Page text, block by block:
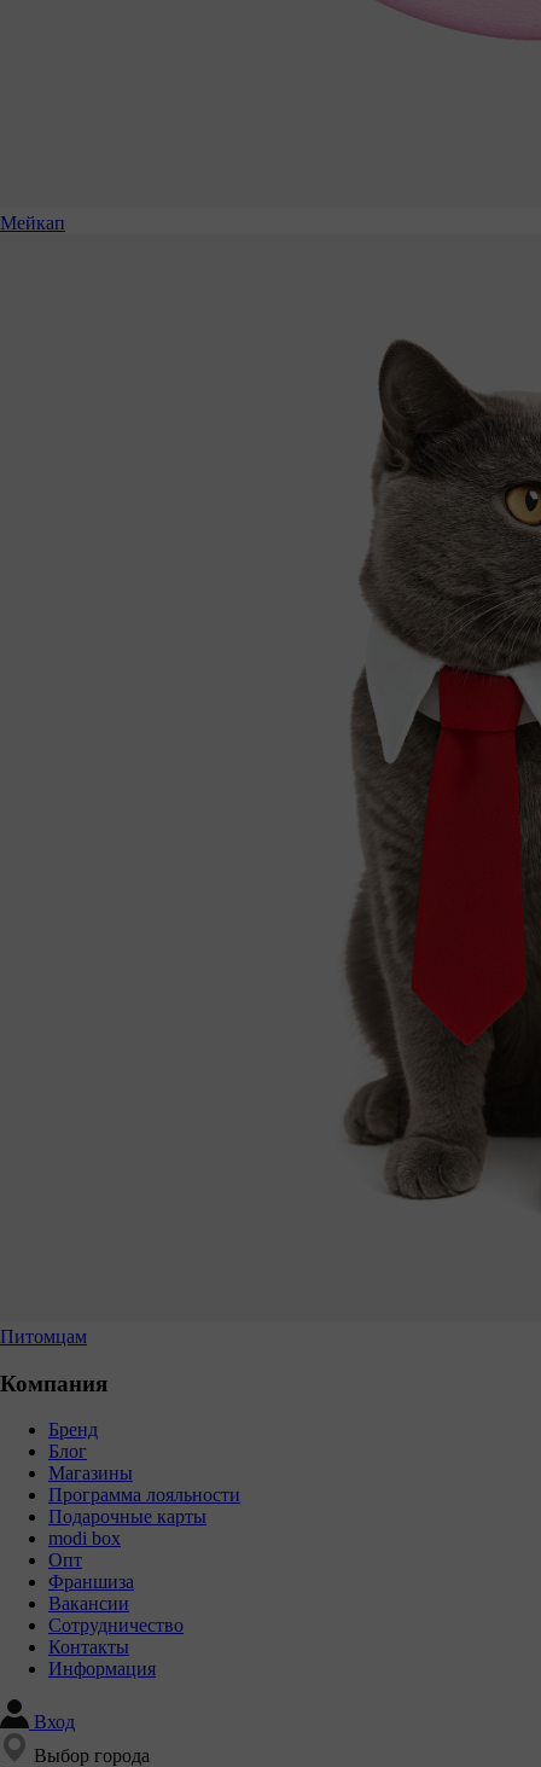
Мейкап
Питомцам
Компания
Бренд
Блог
Магазины
Программа лояльности
Подарочные карты
modi box
Опт
Франшиза
Вакансии
Сотрудничество
Контакты
Информация
Вход
Выбор города